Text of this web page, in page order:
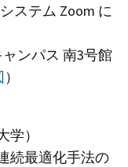
ステム Zoom に
ンパス 南3号館
）
学）
続最適化手法の